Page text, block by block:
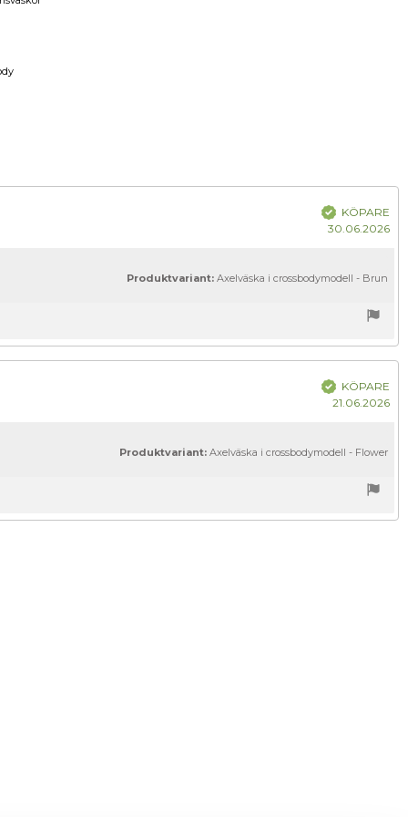
Bekräftad
KÖPARE
30.06.2026
Produktvariant: Axelväska i crossbodymodell - Brun
Bekräftad
KÖPARE
21.06.2026
Produktvariant: Axelväska i crossbodymodell - Flower